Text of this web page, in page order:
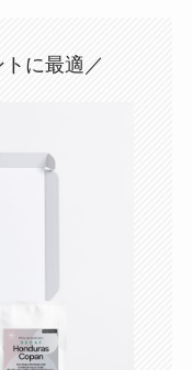
に最適／